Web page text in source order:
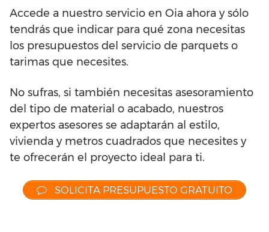
Accede a nuestro servicio en Oia ahora y sólo
tendrás que indicar para qué zona necesitas
los presupuestos del servicio de parquets o
tarimas que necesites.
No sufras, si también necesitas asesoramiento
del tipo de material o acabado, nuestros
expertos asesores se adaptarán al estilo,
vivienda y metros cuadrados que necesites y
te ofrecerán el proyecto ideal para ti.
SOLICITA PRESUPUESTO GRATUITO